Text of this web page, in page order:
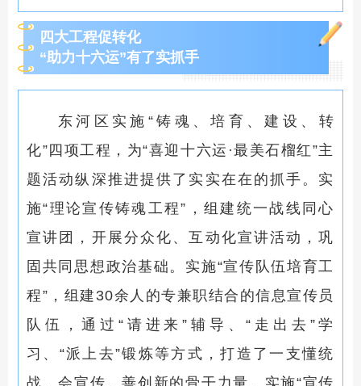
四大工程促转化
“助力十六运”有了实抓手
东河区实施“铸魂、培育、建设、转
化”四项工程，为“喜迎十六运·最美石榴红”主
题活动纵深推进提供了实实在在的抓手。实
施“理论宣传铸魂工程”，组建统一战线同心
宣讲团，开展分众化、互动化宣讲活动，巩
固共同思想政治基础。实施“宣传队伍培育工
程”，组建30余人的专兼职结合的信息宣传员
队伍，通过“请进来”辅导、“走出去”学
习、“派上去”锻炼等方式，打造了一支懂统